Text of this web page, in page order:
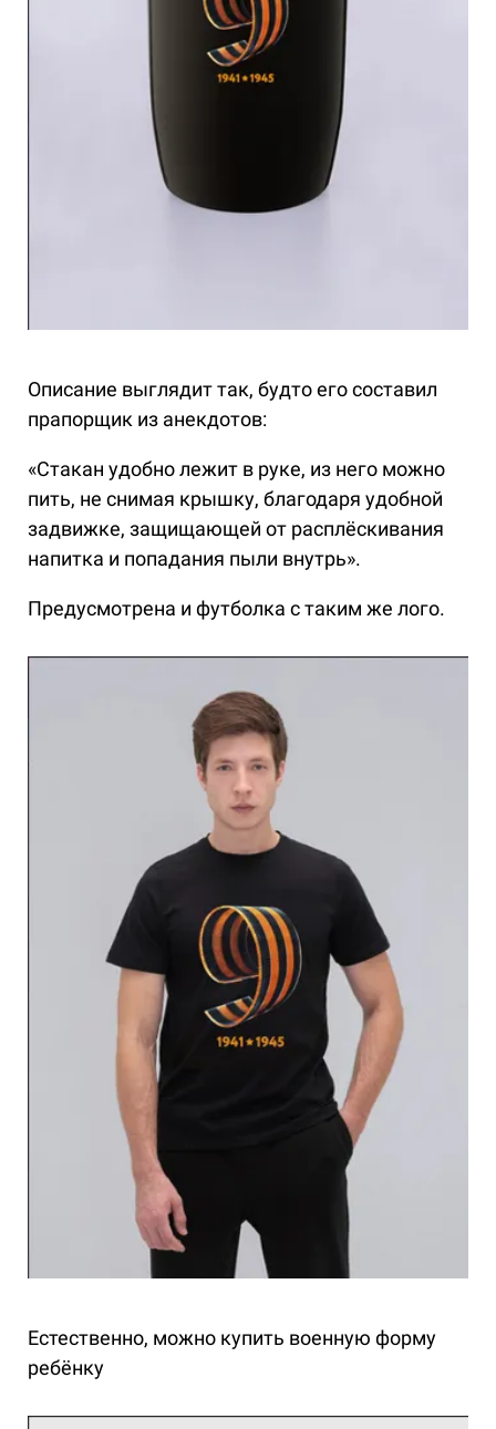
Описание выглядит так, будто его составил
прапорщик из анекдотов:
«Стакан удобно лежит в руке, из него можно
пить, не снимая крышку, благодаря удобной
задвижке, защищающей от расплёскивания
напитка и попадания пыли внутрь».
Предусмотрена и футболка с таким же лого.
Естественно, можно купить военную форму
ребёнку